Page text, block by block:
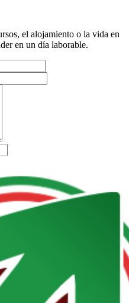
el alojamiento o la vida en
en un día laborable.